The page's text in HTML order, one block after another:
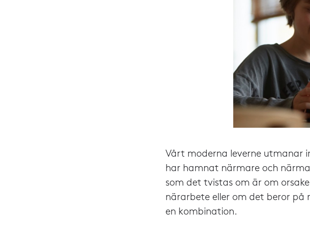
Vårt moderna leverne utmanar
har hamnat närmare och
som det tvistas om är om
närarbete eller om det beror på
en kombination.